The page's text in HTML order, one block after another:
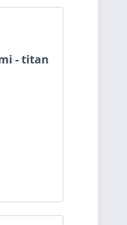
- titan